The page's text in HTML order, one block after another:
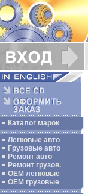
Каталог марок
Легковые авто
Грузовые авто
Ремонт авто
Ремонт грузов.
ОЕМ легковые
OEM грузовые